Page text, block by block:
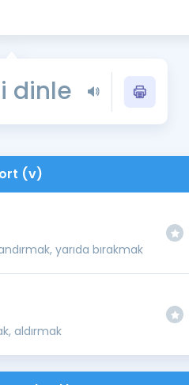
YDS - YÖKDİL
İngilizce Gramer
dinle
(v)
yarıda bırakmak
aldırmak